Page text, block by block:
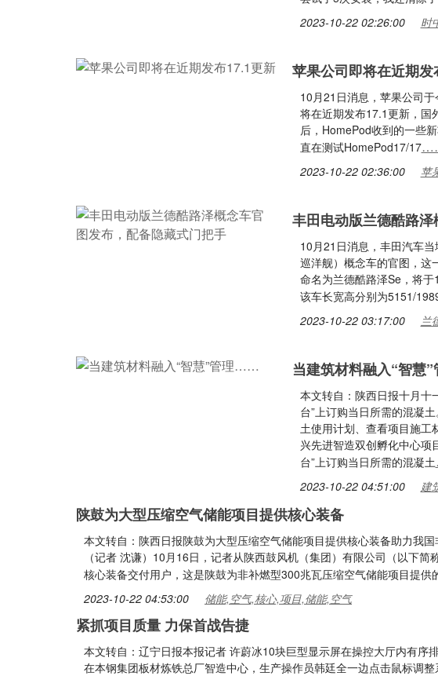
2023-10-22 02:26:00 时
苹果公司即将在近期
10月21日消息，苹果公司
将在近期发布17.1更新，国
后，HomePod收到的一些
直在测试HomePod17/17
2023-10-22 02:36:00 苹
丰田电动版兰德酷路
10月21日消息，丰田汽车
巡洋舰）概念车的官图，这
命名为兰德酷路泽Se，将
该车长宽高分别为5151/
2023-10-22 03:17:00 兰
当建筑材料融入“智
本文转自：陕西日报十月十
台”上订购当日所需的混凝
土使用计划、查看项目施
兴先进智造双创孵化中心项
台”上订购当日所需的混凝土
2023-10-22 04:51:00 建
陕鼓为大型压缩空气储能项目提供核心装备
本文转自：陕西日报陕鼓为大型压缩空气储能项目提供核心装备助力我
（记者 沈谦）10月16日，记者从陕西鼓风机（集团）有限公司（以下
核心装备交付用户，这是陕鼓为非补燃型300兆瓦压缩空气储能项目提供
2023-10-22 04:53:00 储能,空气,核心,项目,储能,空气
紧抓项目质量 力保首战告捷
本文转自：辽宁日报本报记者 许蔚冰10块巨型显示屏在操控大厅内有序
在本钢集团板材炼铁总厂智造中心，生产操作员韩廷全一边点击鼠标调